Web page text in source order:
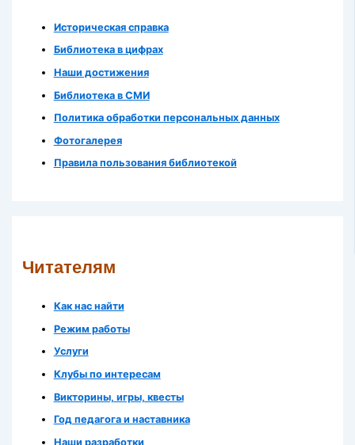
Историческая справка
Библиотека в цифрах
Наши достижения
Библиотека в СМИ
Политика обработки персональных данных
Фотогалерея
Правила пользования библиотекой
Читателям
Как нас найти
Режим работы
Услуги
Клубы по интересам
Викторины, игры, квесты
Год педагога и наставника
Наши разработки